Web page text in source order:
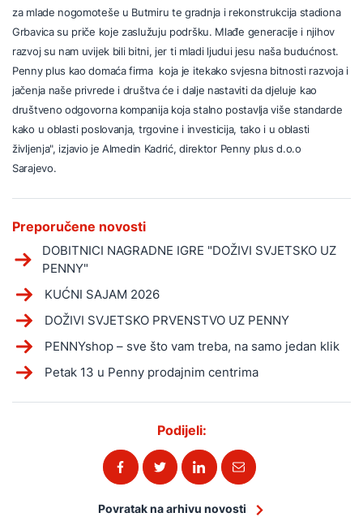
za mlade nogomoteše u Butmiru te gradnja i rekonstrukcija stadiona
Grbavica su priče koje zaslužuju podršku. Mlađe generacije i njihov
razvoj su nam uvijek bili bitni, jer ti mladi ljudui jesu naša budućnost.
Penny plus kao domaća firma koja je itekako svjesna bitnosti razvoja i
jačenja naše privrede i društva će i dalje nastaviti da djeluje kao
društveno odgovorna kompanija koja stalno postavlja više standarde
kako u oblasti poslovanja, trgovine i investicija, tako i u oblasti
življenja", izjavio je Almedin Kadrić, direktor Penny plus d.o.o
Sarajevo.
Preporučene novosti
DOBITNICI NAGRADNE IGRE "DOŽIVI SVJETSKO UZ
PENNY"
KUĆNI SAJAM 2026
DOŽIVI SVJETSKO PRVENSTVO UZ PENNY
PENNYshop – sve što vam treba, na samo jedan klik
Petak 13 u Penny prodajnim centrima
Podijeli:
Povratak na arhivu novosti